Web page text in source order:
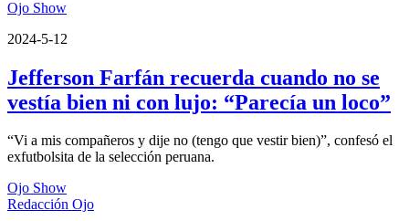
Ojo Show
2024-5-12
Jefferson Farfán recuerda cuando no se
vestía bien ni con lujo: “Parecía un loco”
“Vi a mis compañeros y dije no (tengo que vestir bien)”, confesó el
exfutbolsita de la selección peruana.
Ojo Show
Redacción Ojo